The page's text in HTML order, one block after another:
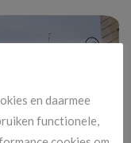
en daarmee
functionele,